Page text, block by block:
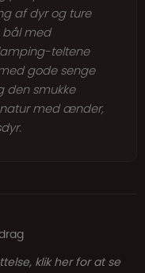
af dyr og ture
bål med
teltene
gode senge
den smukke
med ænder,
klik her for at se